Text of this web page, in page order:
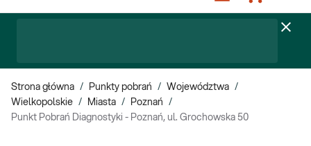
Strona główna / Punkty pobrań / Województwa /
Wielkopolskie / Miasta / Poznań
/
Punkt Pobrań Diagnostyki - Poznań, ul. Grochowska 50